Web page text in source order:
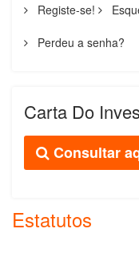
Registe-se!
Perdeu a senha?
Carta Do
Consultar
Estatutos